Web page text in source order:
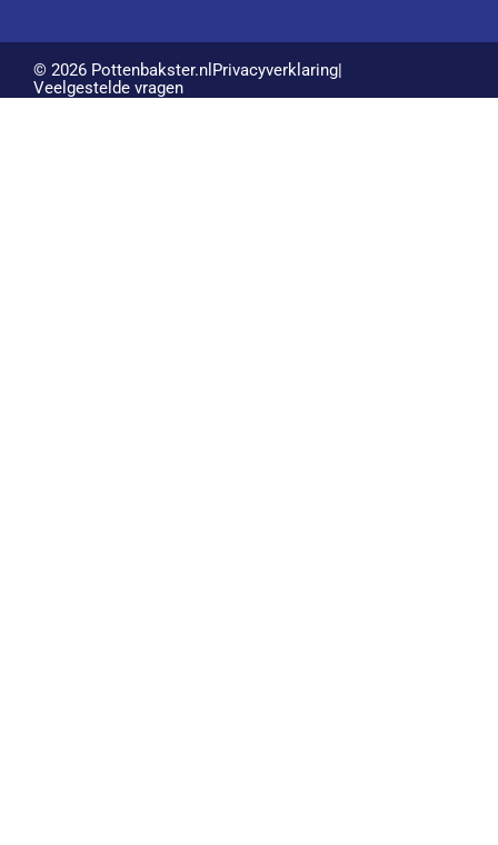
© 2026 Pottenbakster.nl Privacyverklaring|
Veelgestelde vragen